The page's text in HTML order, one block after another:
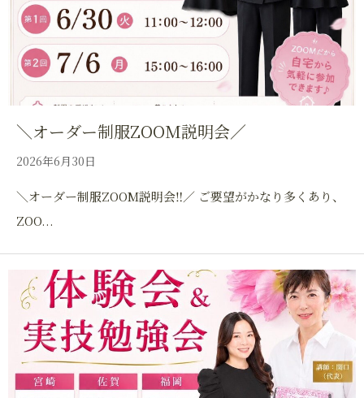
＼オーダー制服ZOOM説明会／
2026年6月30日
＼オーダー制服ZOOM説明会‼️／ ご要望がかなり多くあり、
ZOO...